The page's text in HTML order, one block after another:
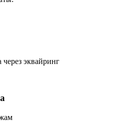
через эквайринг